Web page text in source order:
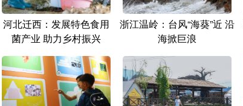
河北迁西：发展特色食用
菌产业 助力乡村振兴
浙江温岭：台风“海葵”近 沿
海掀巨浪